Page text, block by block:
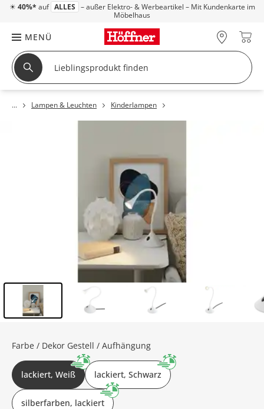
☀ 40%* auf ALLES – außer Elektro- & Werbeartikel – Mit Kundenkarte im
Möbelhaus
MENÜ
Lampen & Leuchten Kinderlampen
Farbe / Dekor Gestell / Aufhängung
lackiert, Weiß lackiert, Schwarz
silberfarben, lackiert